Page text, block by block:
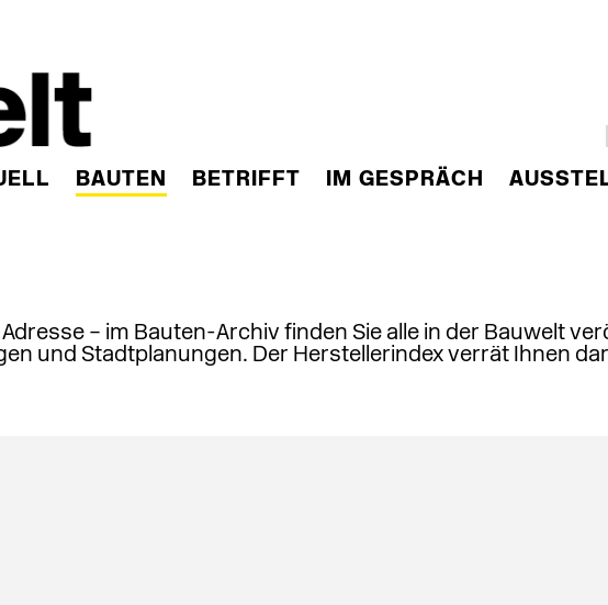
BAUTEN BETRIFFT IM GESPRÄCH
– im Bauten-Archiv finden Sie alle in der Bauwelt
und Stadtplanungen. Der Herstellerindex verrät Ihnen